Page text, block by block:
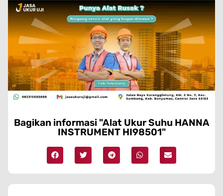
Bagikan informasi "Alat Ukur Suhu HANNA
INSTRUMENT HI98501"